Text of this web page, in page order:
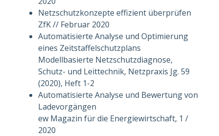
Netzschutzkonzepte effizient überprüfen
ZfK // Februar 2020
Automatisierte Analyse und Optimierung
eines Zeitstaffelschutzplans
Modellbasierte Netzschutzdiagnose,
Schutz- und Leittechnik, Netzpraxis Jg. 59
(2020), Heft 1-2
Automatisierte Analyse und Bewertung von
Ladevorgängen
ew Magazin für die Energiewirtschaft, 1 /
2020